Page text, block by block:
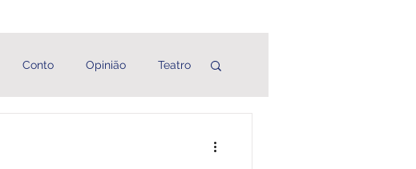
Conto Opinião Teatro